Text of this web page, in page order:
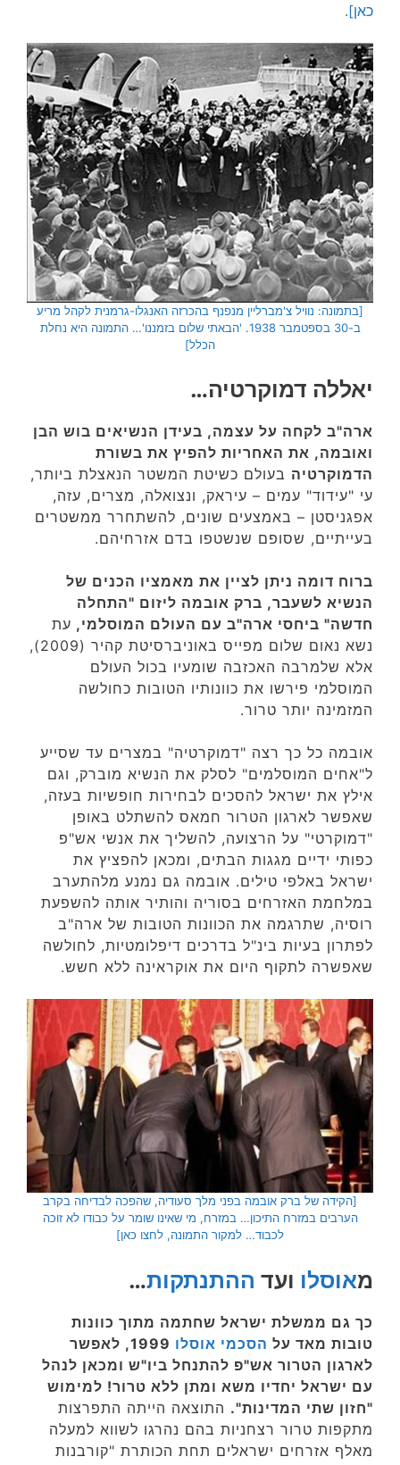
כאן].
[בתמונה: נוויל צ'מברליין מנפנף בהכרזה האנגלו-גרמנית לקהל מריע
ב-30 בספטמבר 1938. 'הבאתי שלום בזמננו'… התמונה היא נחלת
הכלל]
יאללה דמוקרטיה…
ארה"ב לקחה על עצמה, בעידן הנשיאים בוש הבן
ואובמה, את האחריות להפיץ את בשורת
הדמוקרטיה בעולם כשיטת המשטר הנאצלת ביותר,
עי "עידוד" עמים – עיראק, ונצואלה, מצרים, עזה,
אפגניסטן – באמצעים שונים, להשתחרר ממשטרים
בעייתיים, שסופם שנשטפו בדם אזרחיהם.
ברוח דומה ניתן לציין את מאמציו הכנים של
הנשיא לשעבר, ברק אובמה ליזום "התחלה
חדשה" ביחסי ארה"ב עם העולם המוסלמי, עת
נשא נאום שלום מפייס באוניברסיטת קהיר (2009),
אלא שלמרבה האכזבה שומעיו בכול העולם
המוסלמי פירשו את כוונותיו הטובות כחולשה
המזמינה יותר טרור.
אובמה כל כך רצה "דמוקרטיה" במצרים עד שסייע
ל"אחים המוסלמים" לסלק את הנשיא מוברק, וגם
אילץ את ישראל להסכים לבחירות חופשיות בעזה,
שאפשר לארגון הטרור חמאס להשתלט באופן
"דמוקרטי" על הרצועה, להשליך את אנשי אש"פ
כפותי ידיים מגגות הבתים, ומכאן להפציץ את
ישראל באלפי טילים. אובמה גם נמנע מלהתערב
במלחמת האזרחים בסוריה והותיר אותה להשפעת
רוסיה, שתרגמה את הכוונות הטובות של ארה"ב
לפתרון בעיות בינ"ל בדרכים דיפלומטיות, לחולשה
שאפשרה לתקוף היום את אוקראינה ללא חשש.
[הקידה של ברק אובמה בפני מלך סעודיה, שהפכה לבדיחה בקרב
הערבים במזרח התיכון… במזרח, מי שאינו שומר על כבודו לא זוכה
לכבוד… למקור התמונה, לחצו כאן]
מאוסלו ועד ההתנתקות…
כך גם ממשלת ישראל שחתמה מתוך כוונות
טובות מאד על הסכמי אוסלו
1999, לאפשר
לארגון הטרור אש"פ להתנחל ביו"ש ומכאן לנהל
עם ישראל יחדיו משא ומתן ללא טרור! למימוש
"חזון שתי המדינות". התוצאה הייתה התפרצות
מתקפות טרור רצחניות בהם נהרגו לשווא למעלה
מאלף אזרחים ישראלים תחת הכותרת "קורבנות